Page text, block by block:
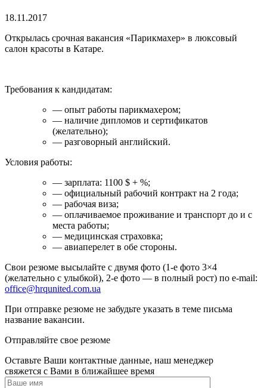
18.11.2017
Открылась срочная вакансия «Парикмахер» в люксовый
салон красоты в Катаре.
Требования к кандидатам:
— опыт работы парикмахером;
— наличие дипломов и сертификатов
(желательно);
— разговорный английский.
Условия работы:
— зарплата: 1100 $ + %;
— официальный рабочий контракт на 2 года;
— рабочая виза;
— оплачиваемое проживание и транспорт до и с
места работы;
— медицинская страховка;
— авиаперелет в обе стороны.
Свои резюме высылайте с двумя фото (1-е фото 3×4
(желательно с улыбкой), 2-е фото — в полный рост) по e-mail:
office@hrqunited.com.ua
При отправке резюме не забудьте указать в теме письма
название вакансии.
Отправляйте свое резюме
Оставьте Ваши контактные данные, наш менеджер
свяжется с Вами в ближайшее время